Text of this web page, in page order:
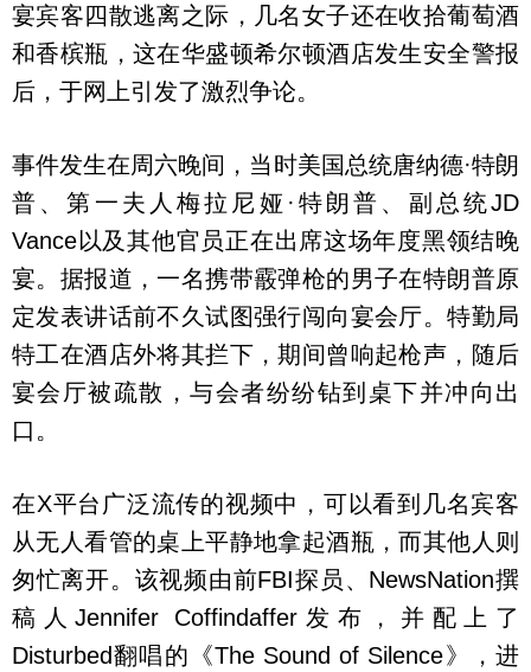
宴宾客四散逃离之际，几名女子还在收拾葡萄酒
和香槟瓶，这在华盛顿希尔顿酒店发生安全警报
后，于网上引发了激烈争论。
事件发生在周六晚间，当时美国总统唐纳德·特朗
普、第一夫人梅拉尼娅·特朗普、副总统JD
Vance以及其他官员正在出席这场年度黑领结晚
宴。据报道，一名携带霰弹枪的男子在特朗普原
定发表讲话前不久试图强行闯向宴会厅。特勤局
特工在酒店外将其拦下，期间曾响起枪声，随后
宴会厅被疏散，与会者纷纷钻到桌下并冲向出
口。
在X平台广泛流传的视频中，可以看到几名宾客
从无人看管的桌上平静地拿起酒瓶，而其他人则
匆忙离开。该视频由前FBI探员、NewsNation撰
稿人Jennifer Coffindaffer发布，并配上了
Disturbed翻唱的《The Sound of Silence》，进